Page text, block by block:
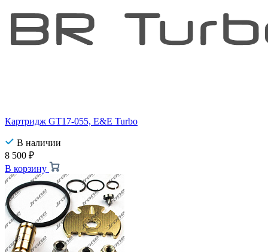
Картридж GT17-055, E&E Turbo
В наличии
8 500 ₽
В корзину